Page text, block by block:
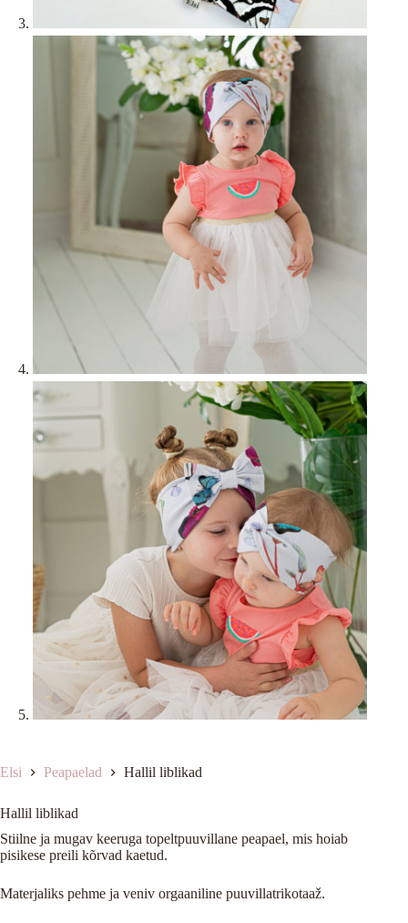
Elsi Peapaelad Hallil liblikad
Hallil liblikad
Stiilne ja mugav keeruga topeltpuuvillane peapael, mis hoiab
pisikese preili kõrvad kaetud.
Materjaliks pehme ja veniv orgaaniline puuvillatrikotaaž.